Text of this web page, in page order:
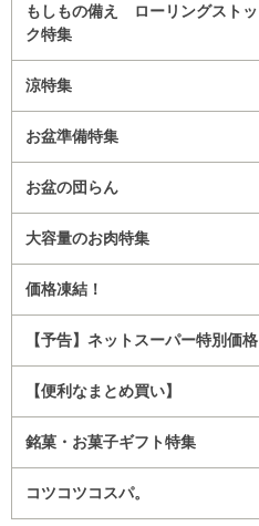
もしもの備え ローリングストッ
ク特集
涼特集
お盆準備特集
お盆の団らん
大容量のお肉特集
価格凍結！
【予告】ネットスーパー特別価格
【便利なまとめ買い】
銘菓・お菓子ギフト特集
コツコツコスパ。